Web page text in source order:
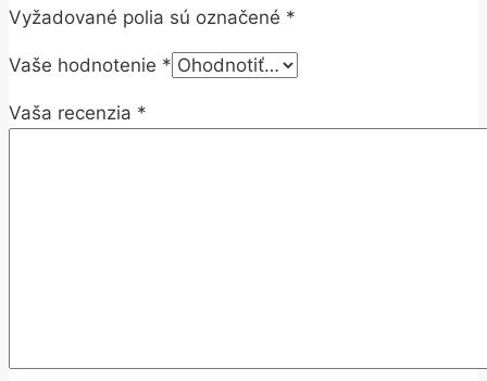
Vyžadované polia sú označené *
Vaše hodnotenie *
Vaša recenzia *